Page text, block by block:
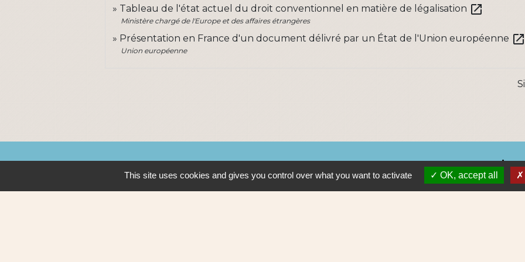
Tableau de l'état actuel du droit conventionnel en matière de légalisation open_in_new
Ministère chargé de l'Europe et des affaires étrangères
Présentation en France d'un document délivré par un État de l'Union européenne open_in_new
Union européenne
Contacts
Ville de Sautron
This site uses cookies and gives you control over what you want to activate OK, accept all